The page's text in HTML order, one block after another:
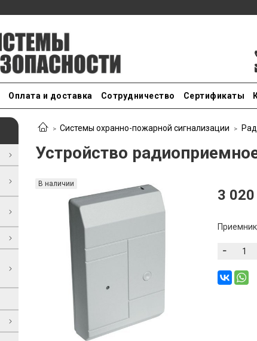
Оплата и доставка Сотрудничество Сертификаты
Системы охранно-пожарной сигнализации
Устройство
В наличии
3